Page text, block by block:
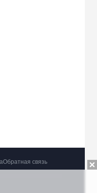
Обратная связь